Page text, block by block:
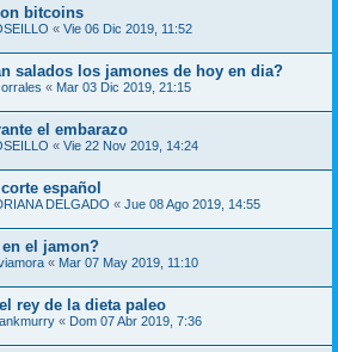
bitcoins
« Vie 06 Dic 2019, 11:52
salados los jamones de hoy en dia?
« Mar 03 Dic 2019, 21:15
el embarazo
« Vie 22 Nov 2019, 14:24
español
DELGADO « Jue 08 Ago 2019, 14:55
el jamon?
« Mar 07 May 2019, 11:10
rey de la dieta paleo
« Dom 07 Abr 2019, 7:36